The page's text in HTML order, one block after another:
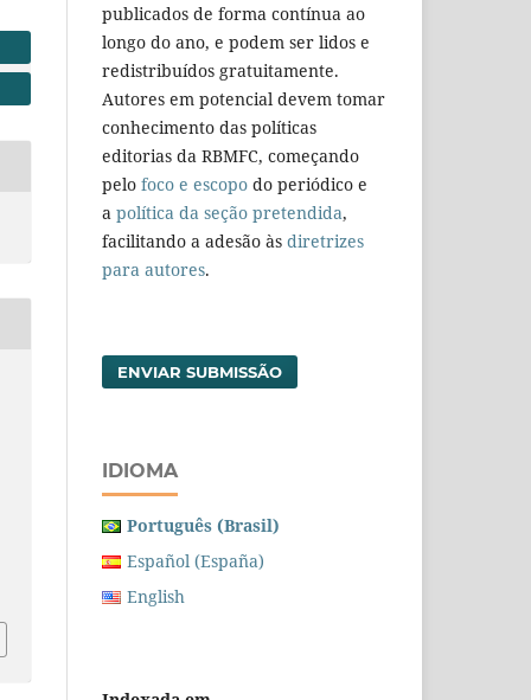
publicados de forma contínua ao
longo do ano, e podem ser lidos e
redistribuídos gratuitamente.
Autores em potencial devem tomar
conhecimento das políticas
editorias da RBMFC, começando
pelo foco e escopo do periódico e
a política da seção pretendida,
facilitando a adesão às diretrizes
para autores.
ENVIAR SUBMISSÃO
IDIOMA
Português (Brasil)
Español (España)
English